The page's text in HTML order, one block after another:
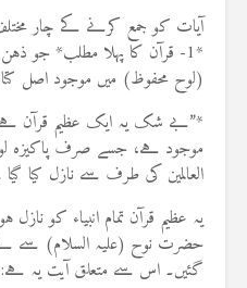
آیات کو جمع کرنے کے چار
*1- قرآن کا پہلا مطلب* جو
(لوح محفوظ) میں موجود اصل
*”بے شک یہ ایک عظیم قرآن
موجود ہے، جسے صرف پاکیزہ
العالمین کی طرف سے نازل کیا گیا
یہ عظیم قرآن تمام انبیاء کو
حضرت نوح (علیہ السلام) سے
گئیں۔ اس سے متعلق آیت یہ ہے: